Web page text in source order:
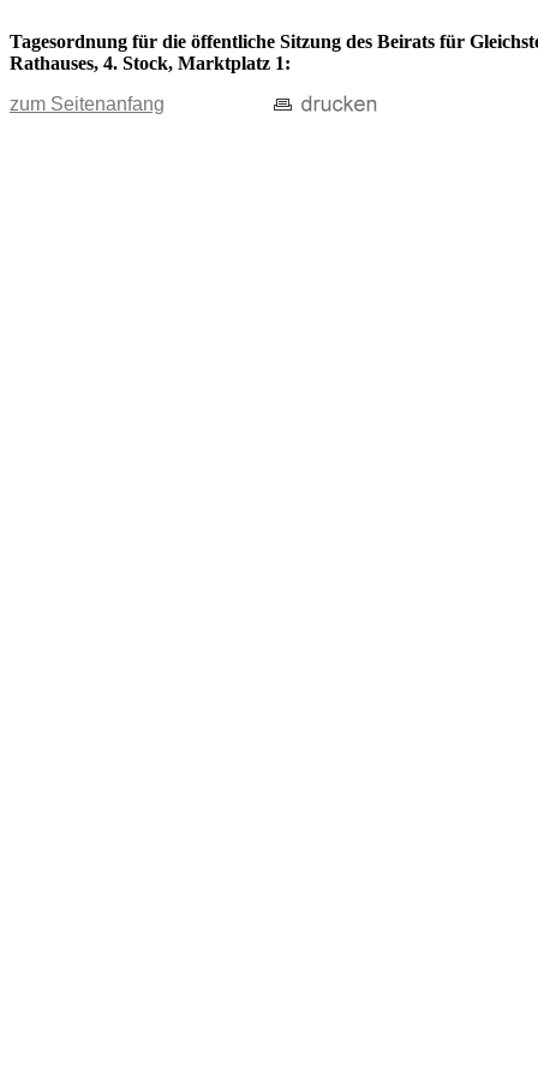
Tagesordnung für die öffentliche Sitzung des Beirats für
Rathauses, 4. Stock, Marktplatz 1:
zum Seitenanfang